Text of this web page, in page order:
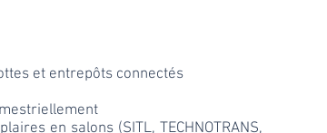
et entrepôts connectés
en salons (SITL, TECHNOTRANS,